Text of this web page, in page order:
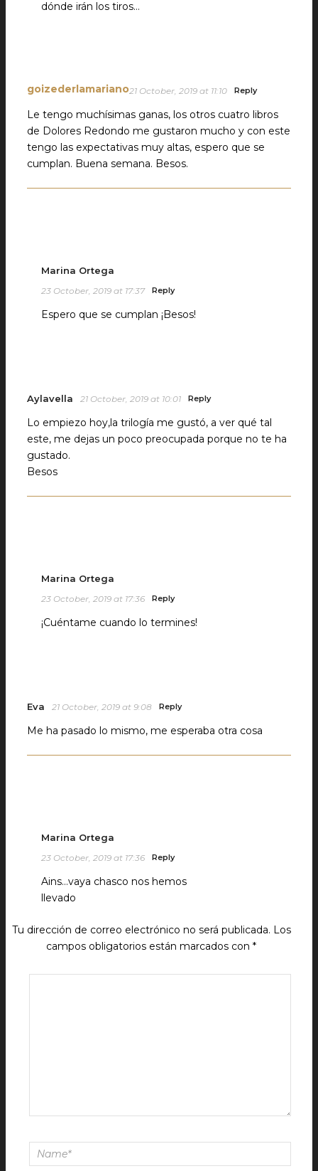
dónde irán los tiros…
goizederlamariano21 October, 2019 at 11:10 Reply
Le tengo muchísimas ganas, los otros cuatro libros
de Dolores Redondo me gustaron mucho y con este
tengo las expectativas muy altas, espero que se
cumplan. Buena semana. Besos.
Marina Ortega
23 October, 2019 at 17:37 Reply
Espero que se cumplan ¡Besos!
Aylavella 21 October, 2019 at 10:01 Reply
Lo empiezo hoy,la trilogía me gustó, a ver qué tal
este, me dejas un poco preocupada porque no te ha
gustado.
Besos
Marina Ortega
23 October, 2019 at 17:36 Reply
¡Cuéntame cuando lo termines!
Eva 21 October, 2019 at 9:08 Reply
Me ha pasado lo mismo, me esperaba otra cosa
Marina Ortega
23 October, 2019 at 17:36 Reply
Ains…vaya chasco nos hemos
llevado
Tu dirección de correo electrónico no será publicada. Los
campos obligatorios están marcados con*